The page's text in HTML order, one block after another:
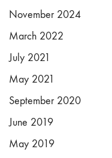
November 2024
March 2022
July 2021
May 2021
September 2020
June 2019
May 2019